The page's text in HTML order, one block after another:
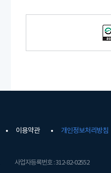
이용약관 개인정보처리방침
사업자등록번호 : 312-82-02552